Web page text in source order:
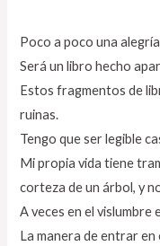
Poco a poco una
Será un libro hecho
Estos fragmentos de
ruinas.
Tengo que ser legible
Mi propia vida tiene
corteza de un árbol, y
A veces en el vislumbre
La manera de entrar